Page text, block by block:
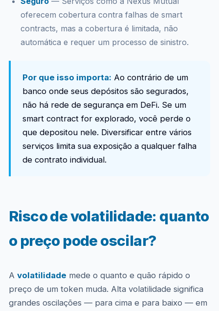
oferecem cobertura contra falhas de smart
contracts, mas a cobertura é limitada, não
automática e requer um processo de sinistro.
Por que isso importa: Ao contrário de um
banco onde seus depósitos são segurados,
não há rede de segurança em DeFi. Se um
smart contract for explorado, você perde o
que depositou nele. Diversificar entre vários
serviços limita sua exposição a qualquer falha
de contrato individual.
Risco de volatilidade: quanto
o preço pode oscilar?
A volatilidade mede o quanto e quão rápido o
preço de um token muda. Alta volatilidade significa
grandes oscilações — para cima e para baixo — em